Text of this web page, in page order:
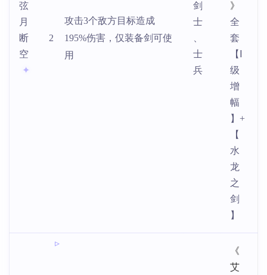
弦
月
断
空
2
攻击3个敌方目标造成
195%伤害，仅装备剑可使
用
剑
士
士
兵
》
全
套
【Ⅰ
级
增
幅
】+
【
水
龙
之
剑
】
《
艾